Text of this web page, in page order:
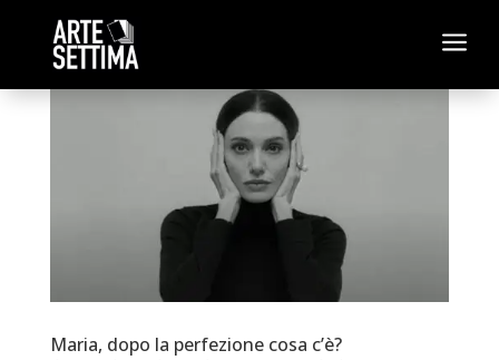
a
Maria, dopo la perfezione cosa c’è?